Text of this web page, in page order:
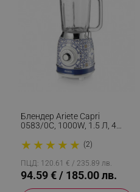
Блендер Ariete Capri
0583/0C, 1000W, 1.5 Л, 4
Трошене На Лед, Бял/син
★ ★ ★ ★ ★ (2)
ПЦД: 120.61 € / 235.89 лв.
94.59 € / 185.00 лв.